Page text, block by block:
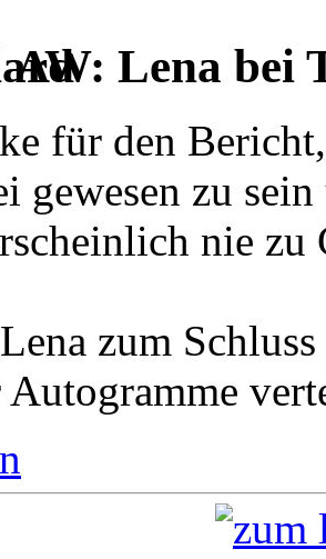
AW: Lena bei
für den
gewesen zu
nie zu
zum
Autogramme